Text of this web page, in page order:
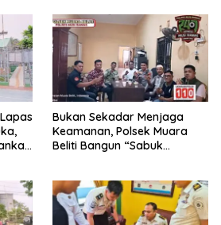
Bukan Sekadar Menjaga
Keamanan, Polsek Muara
Beliti Bangun “Sabuk